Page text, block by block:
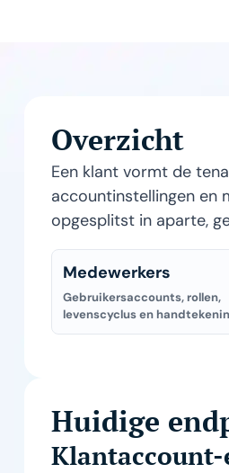
Overzicht
Een klant vormt de
accountinstellingen en
opgesplitst in aparte,
Medewerkers
Gebruikersaccounts, rollen,
levenscyclus en
Huidige